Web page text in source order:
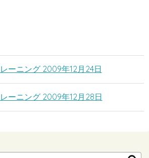
ーニング 2009年12月24日
ーニング 2009年12月28日